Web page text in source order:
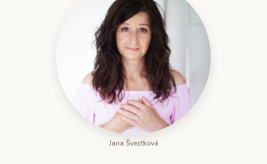
Jana Švestková